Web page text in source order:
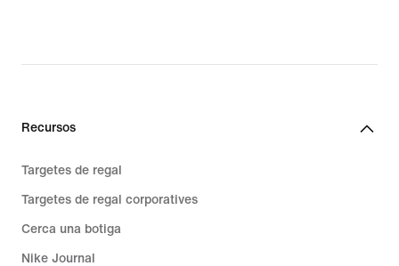
Recursos
Targetes de regal
Targetes de regal corporatives
Cerca una botiga
Nike Journal